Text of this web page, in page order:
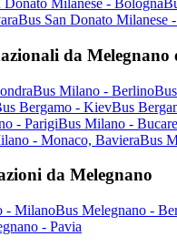
Donato Milanese - Bologna
Bus San Donato Milanese
da Melegnano
Bus Milano - Berlino
Bergamo - KievBus
- ParigiBus Milano -
- Monaco, BavieraBus
da Melegnano
- MilanoBus Melegnano -
- Pavia